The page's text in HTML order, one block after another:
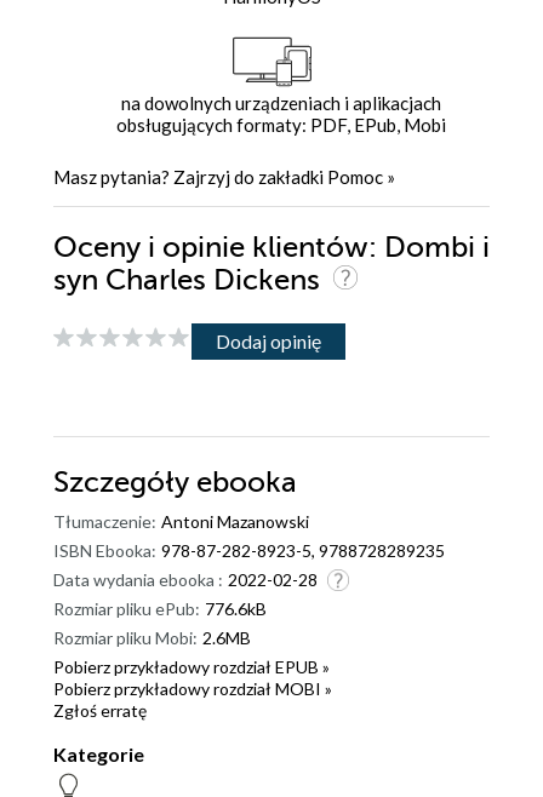
na dowolnych urządzeniach i aplikacjach
obsługujących formaty: PDF, EPub, Mobi
Masz pytania? Zajrzyj do zakładki Pomoc »
Oceny i opinie klientów: Dombi i
syn Charles Dickens
Dodaj opinię
Szczegóły ebooka
Tłumaczenie: Antoni Mazanowski
ISBN Ebooka: 978-87-282-8923-5, 9788728289235
Data wydania ebooka : 2022-02-28
Rozmiar pliku ePub: 776.6kB
Rozmiar pliku Mobi: 2.6MB
Pobierz przykładowy rozdział EPUB »
Pobierz przykładowy rozdział MOBI »
Zgłoś erratę
Kategorie